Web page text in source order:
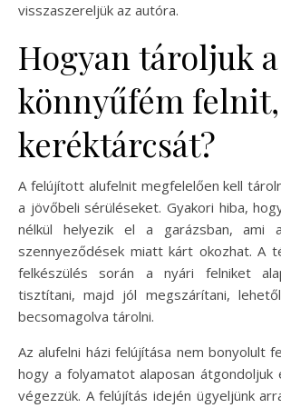
visszaszereljük az autóra.
Hogyan tároljuk a
könnyűfém felnit,
keréktárcsát?
A felújított alufelnit megfelelően kell
a jövőbeli sérüléseket. Gyakori hiba,
nélkül helyezik el a garázsban, ami
szennyeződések miatt kárt okozhat. A
felkészülés során a nyári felniket
tisztítani, majd jól megszárítani,
becsomagolva tárolni.
Az alufelni házi felújítása nem bonyolult
hogy a folyamatot alaposan átgondoljuk
végezzük. A felújítás idején ügyeljünk